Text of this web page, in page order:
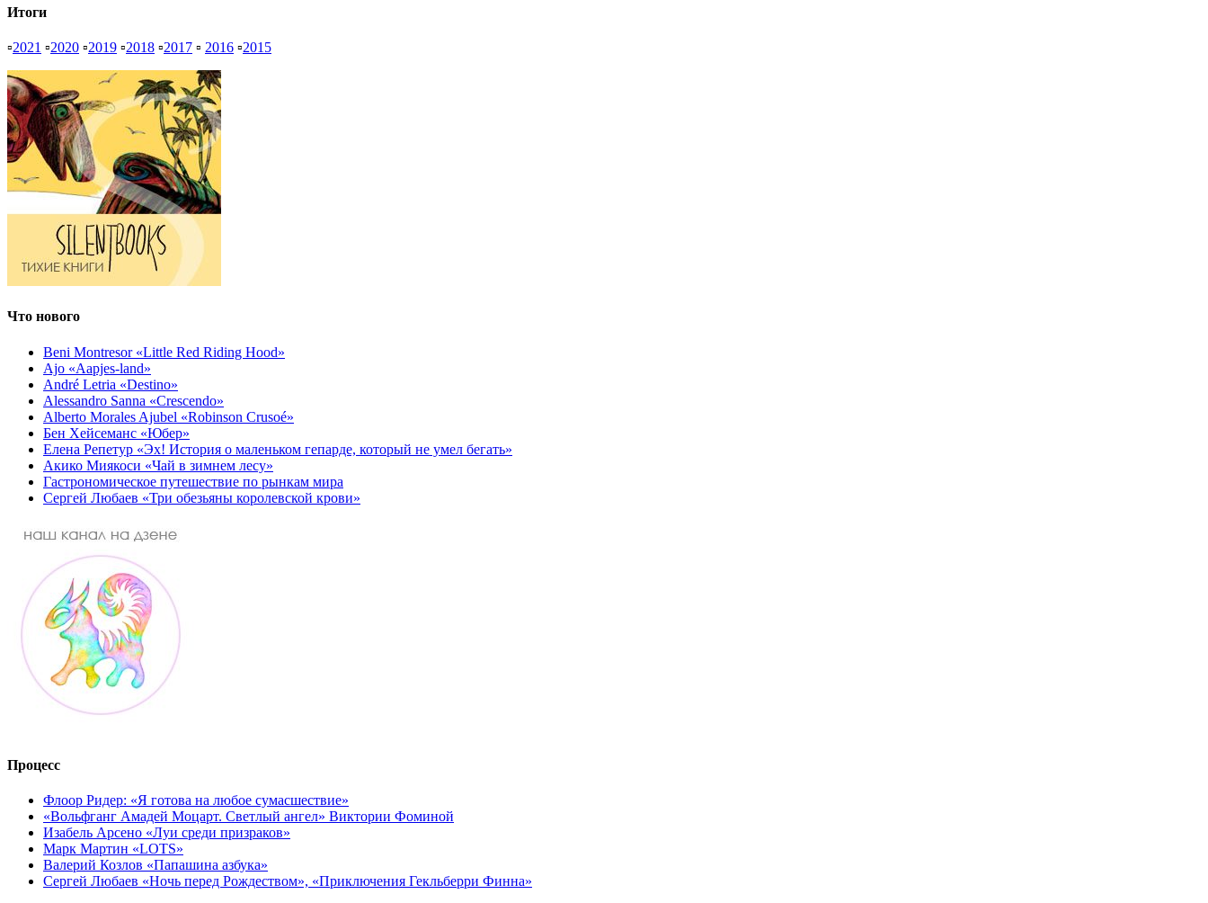
Итоги
▫2021 ▫2020 ▫2019 ▫2018 ▫2017 ▫ 2016 ▫2015
Что нового
Beni Montresor «Little Red Riding Hood»
Ajo «Aapjes-land»
André Letria «Destino»
Alessandro Sanna «Crescendo»
Alberto Morales Ajubel «Robinson Crusoé»
Бен Хейсеманс «Юбер»
Елена Репетур «Эх! История о маленьком гепарде, который не умел бегать»
Акико Миякоси «Чай в зимнем лесу»
Гастрономическое путешествие по рынкам мира
Сергей Любаев «Три обезьяны королевской крови»
Процесс
Флоор Ридер: «Я готова на любое сумасшествие»
«Вольфганг Амадей Моцарт. Светлый ангел» Виктории Фоминой
Изабель Арсено «Луи среди призраков»
Марк Мартин «LOTS»
Валерий Козлов «Папашина азбука»
Сергей Любаев «Ночь перед Рождеством», «Приключения Гекльберри Финна»